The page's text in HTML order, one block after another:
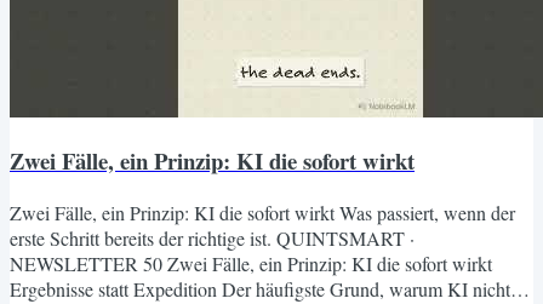
Zwei Fälle, ein Prinzip: KI die sofort wirkt
Zwei Fälle, ein Prinzip: KI die sofort wirkt Was passiert, wenn der
erste Schritt bereits der richtige ist. QUINTSMART ·
NEWSLETTER 50 Zwei Fälle, ein Prinzip: KI die sofort wirkt
Ergebnisse statt Expedition Der häufigste Grund, warum KI nicht